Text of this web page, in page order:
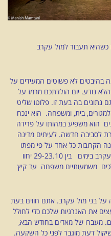
תעבור למזל עקרב
לא פשוטים המעידים על
נודע. יום הולדתכם מרמז על
נתונים בה בעת זו. פלוטו שליט
בית, ומשפחה. הוא ינכח
ובמהלך השנים הוא משפיע במהותו על פרידה
לסביבה חדשה. לעיתים מדינה
השינויים יתרחשו במשך ה-20 שנה הקרובות כל אחד על פי מפתו
האישית. ילידי הימים הראשונים של מזל עקרב בימים בין 29-23.10 יחוו
משמעותיים משפחה עד קיץ
בני מזל עקרב. אתם חווים בעת
את האנרגיות שלכם כדי לחולל
מעברו של מאדים בחודש הבא,
דעת מוגבר לפני כל השקעה.